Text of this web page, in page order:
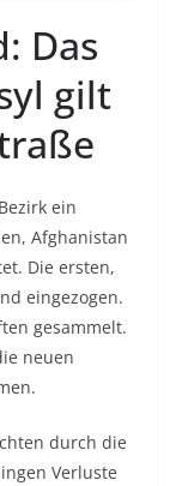
Das
gilt
ein
Afghanistan
Die ersten,
eingezogen.
gesammelt.
neuen
durch die
Verluste